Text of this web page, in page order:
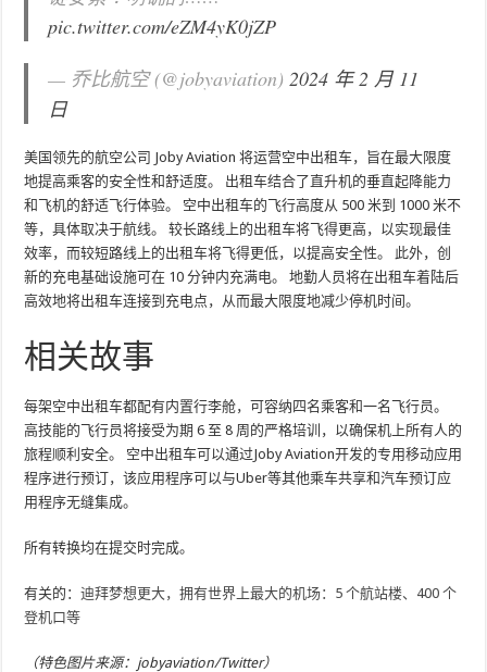
pic.twitter.com/eZM4yK0jZP
— 乔比航空 (@jobyaviation)2024 年 2 月 11
日
美国领先的航空公司 Joby Aviation 将运营空中出租车，旨在最大限度
地提高乘客的安全性和舒适度。 出租车结合了直升机的垂直起降能力
和飞机的舒适飞行体验。 空中出租车的飞行高度从 500 米到 1000 米不
等，具体取决于航线。 较长路线上的出租车将飞得更高，以实现最佳
效率，而较短路线上的出租车将飞得更低，以提高安全性。 此外，创
新的充电基础设施可在 10 分钟内充满电。 地勤人员将在出租车着陆后
高效地将出租车连接到充电点，从而最大限度地减少停机时间。
相关故事
每架空中出租车都配有内置行李舱，可容纳四名乘客和一名飞行员。
高技能的飞行员将接受为期 6 至 8 周的严格培训，以确保机上所有人的
旅程顺利安全。 空中出租车可以通过Joby Aviation开发的专用移动应用
程序进行预订，该应用程序可以与Uber等其他乘车共享和汽车预订应
用程序无缝集成。
所有转换均在提交时完成。
有关的：迪拜梦想更大，拥有世界上最大的机场：5 个航站楼、400 个
登机口等
（特色图片来源：jobyaviation/Twitter）